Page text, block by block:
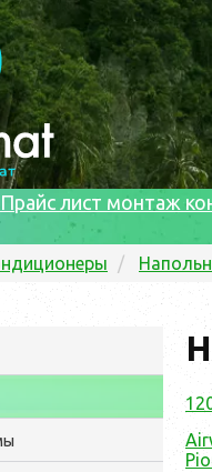
Прайс лист монтаж